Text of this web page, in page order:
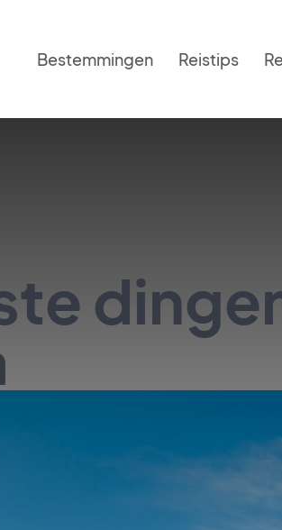
Bestemmingen Reistips